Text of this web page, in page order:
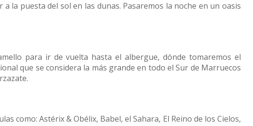
la puesta del sol en las dunas. Pasaremos la noche en un oasis
para ir de vuelta hasta el albergue, dónde tomaremos el
que se considera la más grande en todo el Sur de Marruecos
como: Astérix & Obélix, Babel, el Sahara, El Reino de los Cielos,